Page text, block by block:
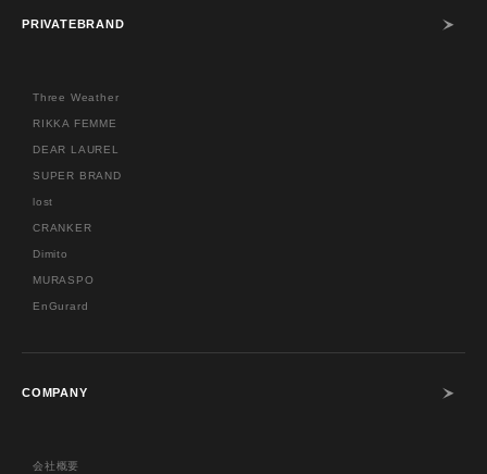
PRIVATEBRAND
Three Weather
RIKKA FEMME
DEAR LAUREL
SUPER BRAND
lost
CRANKER
Dimito
MURASPO
EnGurard
COMPANY
会社概要